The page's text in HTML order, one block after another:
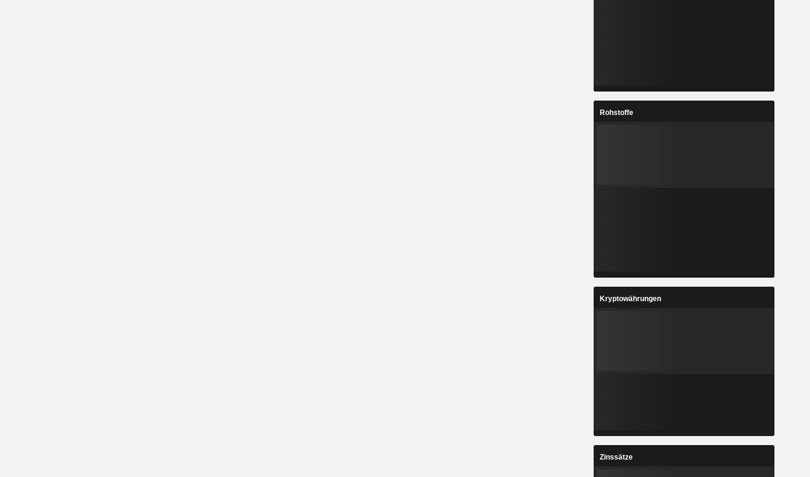
Rohstoffe
Kryptowährungen
Zinssätze